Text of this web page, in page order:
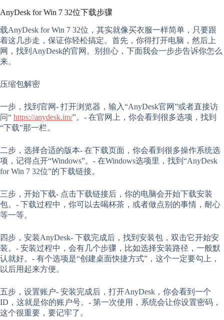
AnyDesk for Win 7 32位下载步骤
载AnyDesk for Win 7 32位，其实就像买衣服一样简单，只要跟
着这几步走，保证你轻松搞定。首先，你得打开电脑，然后上
网，找到AnyDesk的官网。别担心，下面我会一步步告诉你怎么
来。
压缩包解密
一步，找到官网- 打开浏览器，输入“AnyDesk官网”或者直接访
问“ https://anydesk.im/”。- 在官网上，你会看到很多选项，找到
“下载”那一栏。
二步，选择合适的版本- 在下载页面，你会看到很多操作系统选
项，记得点开“Windows”。- 在Windows选项里，找到“AnyDesk
for Win 7 32位”的下载链接。
三步，开始下载- 点击下载链接后，你的电脑会开始下载安装
包。- 下载过程中，你可以去喝杯茶，或者做点别的事情，耐心
等一等。
四步，安装AnyDesk- 下载完成后，找到安装包，双击它开始安
装。- 安装过程中，会有几个步骤，比如选择安装路径，一般默
认就好。- 有个选项是“创建桌面快捷方式”，这个一定要勾上，
以后用起来方便。
五步，设置账户- 安装完成后，打开AnyDesk，你会看到一个
ID，这就是你的账户号。- 第一次使用，系统会让你设置密码，
这个很重要，要记牢了。